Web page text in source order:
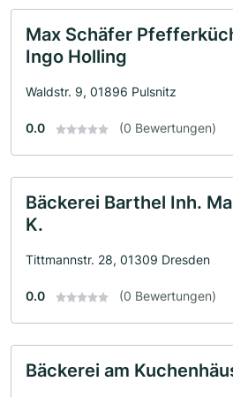
Max Schäfer
Ingo Holling
Waldstr. 9, 01896 Pulsnitz
0.0 (0 Bewertungen)
Bäckerei Barthel Inh.
K.
Tittmannstr. 28, 01309 Dresden
0.0 (0 Bewertungen)
Bäckerei am